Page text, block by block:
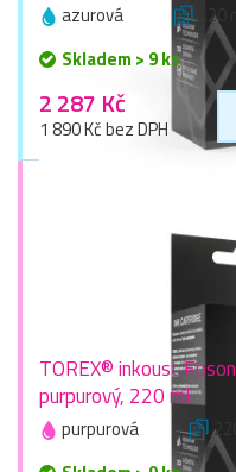
azurová 220 ml
Skladem > 9 ks
2 287 Kč
1 890 Kč bez DPH
TOREX® inkoust
purpurový, 220 ml
purpurová